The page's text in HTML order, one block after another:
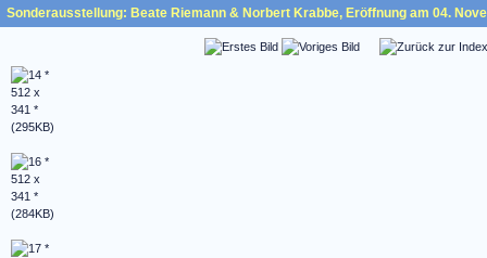
Sonderausstellung: Beate Riemann & Norbert Krabbe, Eröffnung am 04.